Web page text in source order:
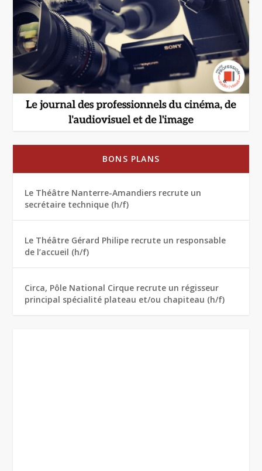
BONS PLANS
Le Théâtre Nanterre-Amandiers recrute un
secrétaire technique (h/f)
Le Théâtre Gérard Philipe recrute un responsable
de l’accueil (h/f)
Circa, Pôle National Cirque recrute un régisseur
principal spécialité plateau et/ou chapiteau (h/f)